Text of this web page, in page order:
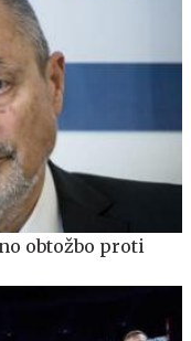
obtožbo proti